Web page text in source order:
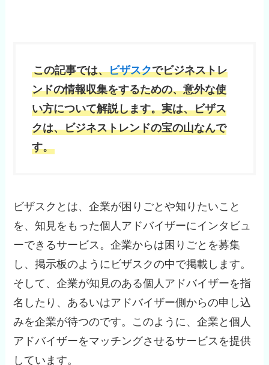
この記事では、ビザスクでビジネストレ
ンドの情報収集をするための、意外な使
い方について解説します。実は、ビザス
クは、ビジネストレンドの宝の山なんで
す。
ビザスクとは、企業が困りごとや知りたいこと
を、知見をもった個人アドバイザーにインタビュ
ーできるサービス。企業からは困りごとを募集
し、掲示板のようにビザスクの中で掲載します。
そして、企業が知見のある個人アドバイザーを指
名したり、あるいはアドバイザー側からの申し込
みを企業が待つのです。このように、企業と個人
アドバイザーをマッチングさせるサービスを提供
しています。